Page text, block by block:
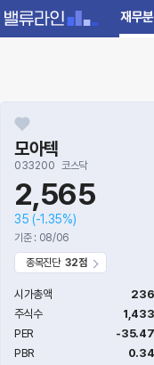
재무
모아텍
033200 코스닥
2,565
35 (-1.35%)
기준 : 08/06
종목진단32점
시가총액
236
주식수
PER
-35.47
PBR
0.34
습니다.